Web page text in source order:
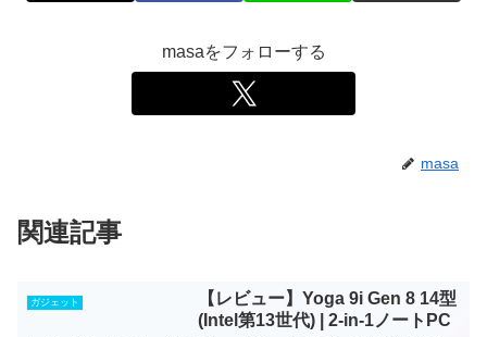
masaをフォローする
masa
関連記事
ガジェット
【レビュー】Yoga 9i Gen 8 14型
(Intel第13世代) | 2-in-1ノートPC